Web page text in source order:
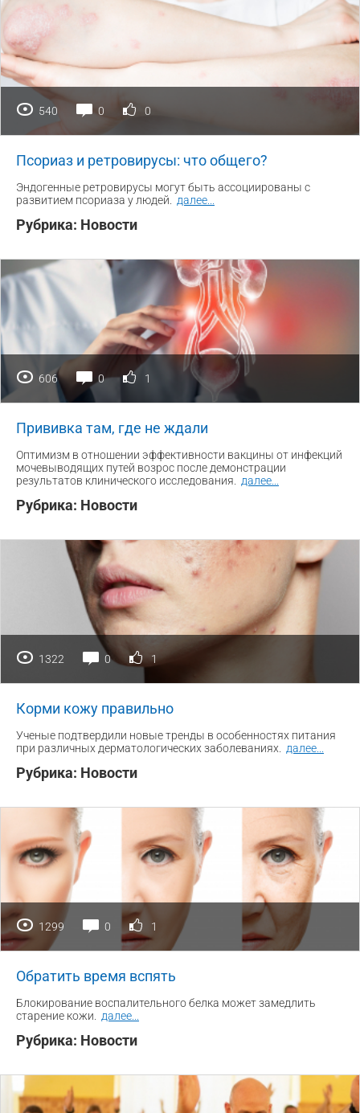
540 0 0
Псориаз и ретровирусы: что общего?
Эндогенные ретровирусы могут быть ассоциированы с
развитием псориаза у людей.
далее
Рубрика: Новости
606 0 1
Прививка там, где не ждали
Оптимизм в отношении эффективности вакцины от инфекций
мочевыводящих путей возрос после демонстрации
результатов клинического исследования.
далее
Рубрика: Новости
1322 0 1
Корми кожу правильно
Ученые подтвердили новые тренды в особенностях питания
при различных дерматологических заболеваниях.
далее
Рубрика: Новости
1299 0 1
Обратить время вспять
Блокирование воспалительного белка может замедлить
старение кожи.
далее
Рубрика: Новости